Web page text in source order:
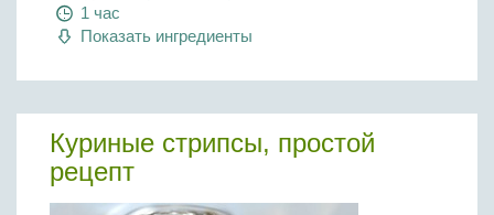
Бобовые
Яйца
Крупы
1 час
Показать ингредиенты
Куриные стрипсы, простой
рецепт